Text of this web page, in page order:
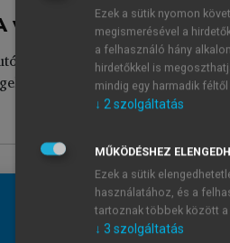
vállalkozás
és jogutódlás nélkül.
és a felszámolás. A
Számvitel A-tól Z-ig
Ezek a sütik nyomon
megismerésével a
a felhasználó hány
hirdetőkkel is
mindig egy harmadik
↓ 2szolgáltatás
MŰKÖDÉSHEZ
Ezek a sütik
használatához, és a
tartoznak többek között
↓ 3 szolgáltatás